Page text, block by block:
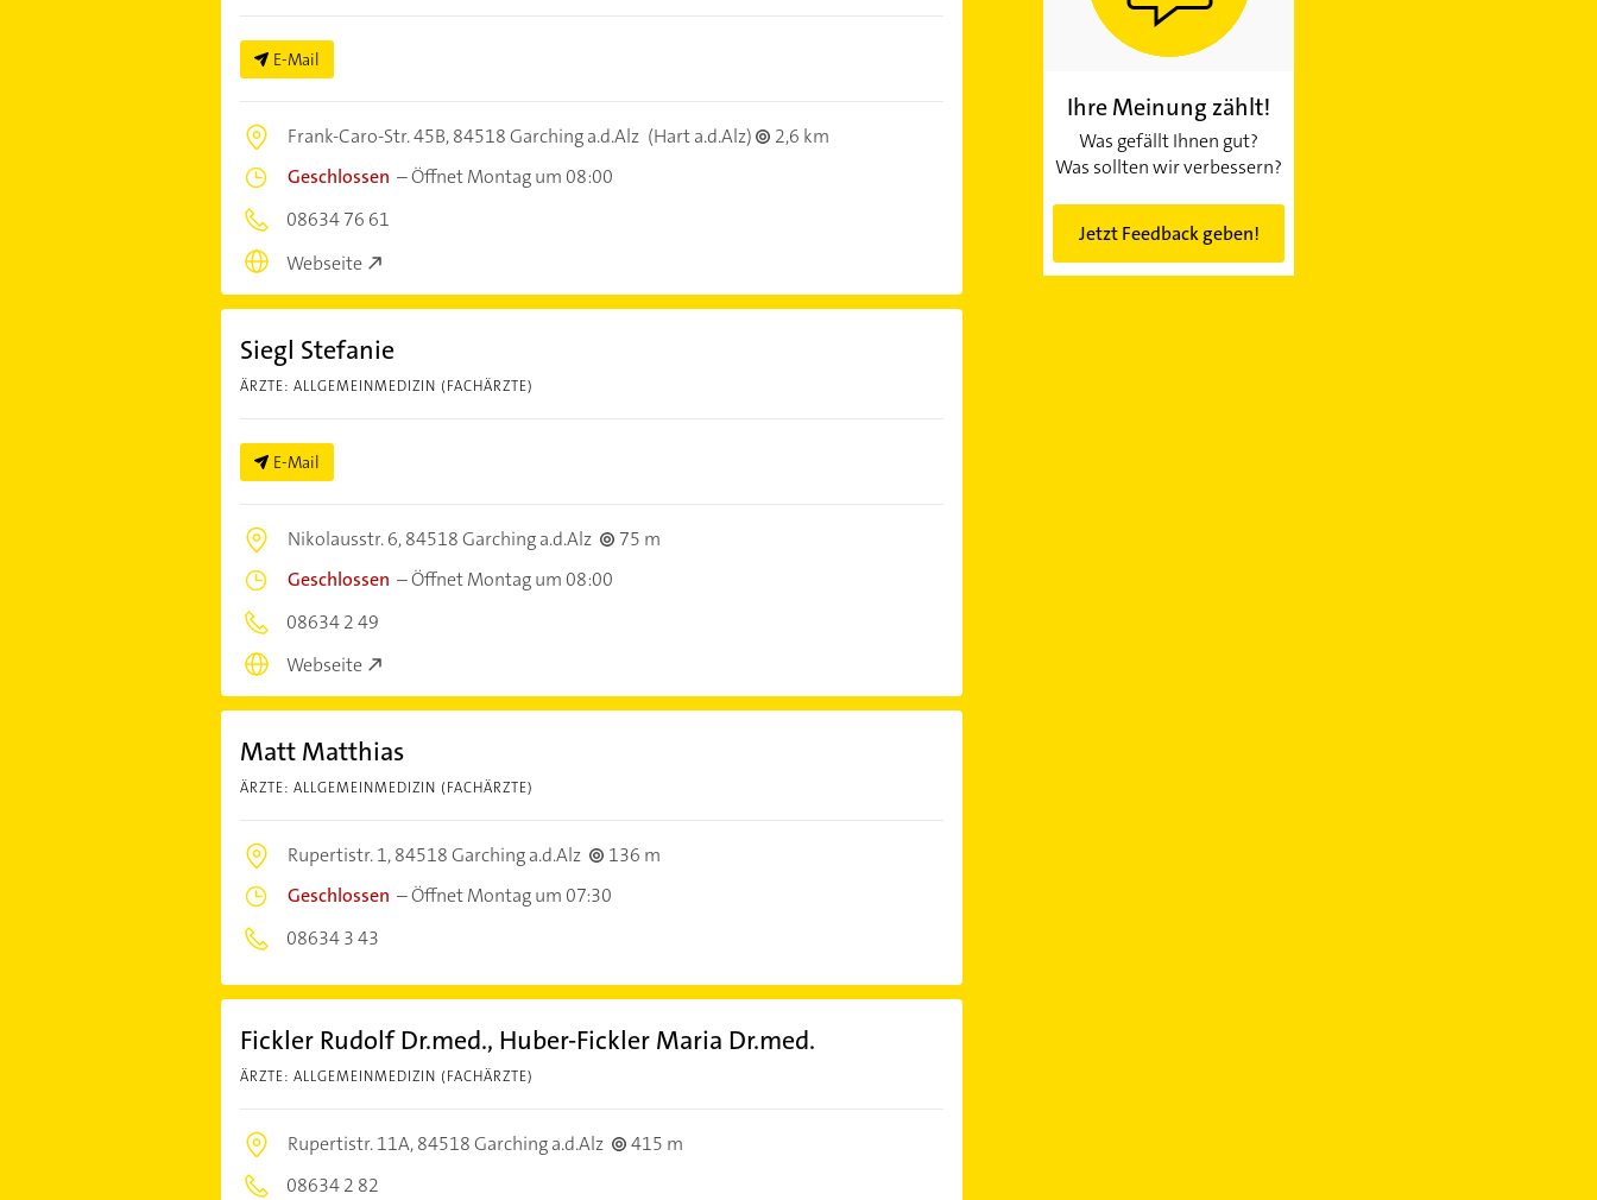
E-Mail
Frank-Caro-Str. 45B,84518 Garching a.d.Alz (Hart a.d.Alz)
2,6 km
Geschlossen –Öffnet Montag um 08:00
08634 76 61
Webseite
Siegl Stefanie
ÄRZTE: ALLGEMEINMEDIZIN (FACHÄRZTE)
E-Mail
Nikolausstr. 6,84518 Garching a.d.Alz
75 m
Geschlossen –Öffnet Montag um 08:00
08634 2 49
Webseite
Matt Matthias
ÄRZTE: ALLGEMEINMEDIZIN (FACHÄRZTE)
Rupertistr. 1,84518 Garching a.d.Alz
136 m
Geschlossen –Öffnet Montag um 07:30
08634 3 43
Fickler Rudolf Dr.med., Huber-Fickler Maria Dr.med.
ÄRZTE: ALLGEMEINMEDIZIN (FACHÄRZTE)
Rupertistr. 11A,84518 Garching a.d.Alz
415 m
08634 2 82
Ihre Meinung zählt!
Was gefällt Ihnen gut?
Was sollten wir verbessern?
Jetzt Feedback geben!